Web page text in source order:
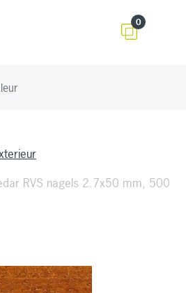
0
RVS nagels 2.7x50 mm, 500